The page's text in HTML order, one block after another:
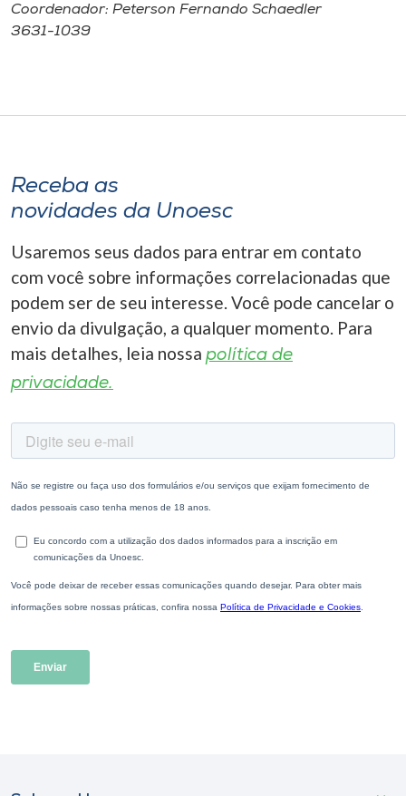
Coordenador: Peterson Fernando Schaedler
3631-1039
Receba as
novidades da Unoesc
Usaremos seus dados para entrar em contato
com você sobre informações correlacionadas que
podem ser de seu interesse. Você pode cancelar o
envio da divulgação, a qualquer momento. Para
mais detalhes, leia nossa política de
privacidade.